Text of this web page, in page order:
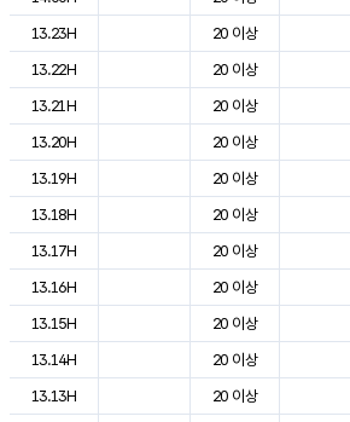
13.23H
20 이상
13.22H
20 이상
13.21H
20 이상
13.20H
20 이상
13.19H
20 이상
13.18H
20 이상
13.17H
20 이상
13.16H
20 이상
13.15H
20 이상
13.14H
20 이상
13.13H
20 이상